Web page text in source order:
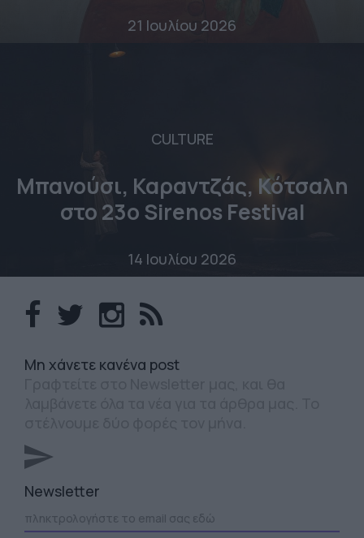
21 Ιουλίου 2026
CULTURE
Μπανούσι, Καραντζάς, Κότσαλη
στο 23o Sirenos Festival
14 Ιουλίου 2026
Mη χάνετε κανένα post
Newsletter